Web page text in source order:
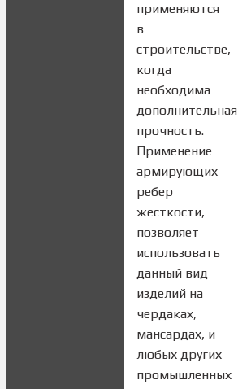
применяются
в
строительстве,
когда
необходима
дополнительная
прочность.
Применение
армирующих
ребер
жесткости,
позволяет
использовать
данный вид
изделий на
чердаках,
мансардах, и
любых других
промышленных